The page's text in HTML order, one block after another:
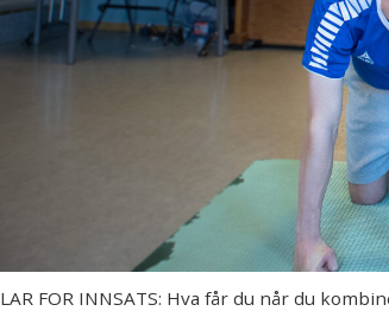
FOR INNSATS: Hva får du når du